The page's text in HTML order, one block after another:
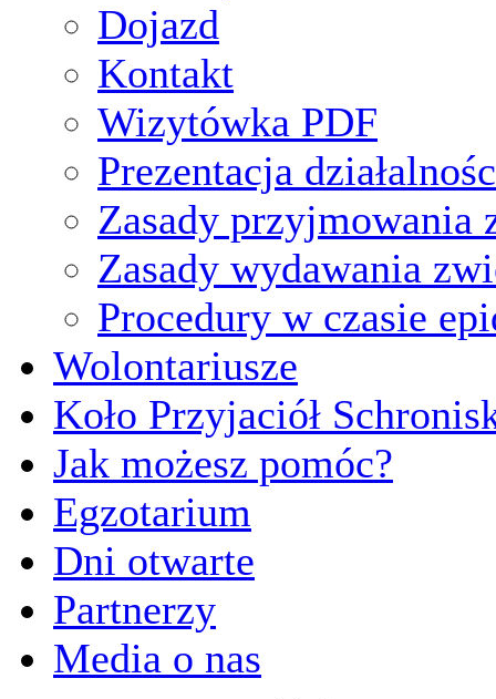
Dojazd
Kontakt
Wizytówka PDF
Prezentacja
Zasady przyjmowania
Zasady wydawania
Procedury w czasie
Wolontariusze
Koło Przyjaciół
Jak możesz pomóc?
Egzotarium
Dni otwarte
Partnerzy
Media o nas